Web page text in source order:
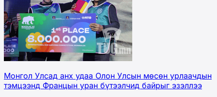
Монгол Улсад анх удаа Олон Улсын мөсөн урлаачдын
тэмцээнд Францын уран бүтээлчид байрыг эзэллээ